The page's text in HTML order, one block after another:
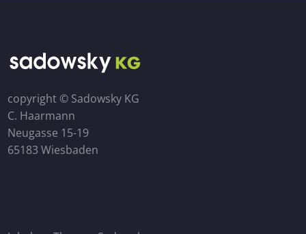
copyright © Sadowsky KG
C. Haarmann
Neugasse 15-19
65183 Wiesbaden